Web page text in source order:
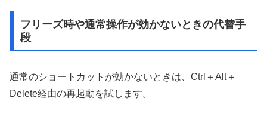
フリーズ時や通常操作が効かないときの代替手
段
通常のショートカットが効かないときは、Ctrl＋Alt＋
Delete経由の再起動を試します。